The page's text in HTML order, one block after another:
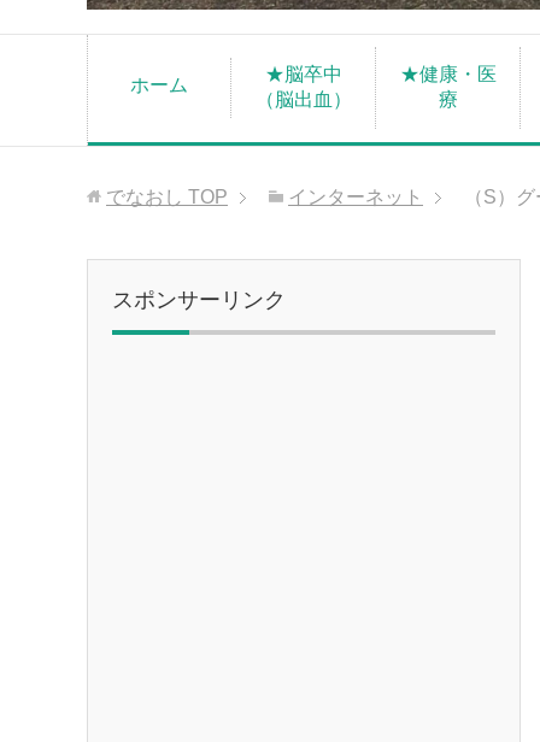
ホーム
★脳卒中
（脳出血）
★健康・医
療
でなおし TOP インターネット （S）
スポンサーリンク